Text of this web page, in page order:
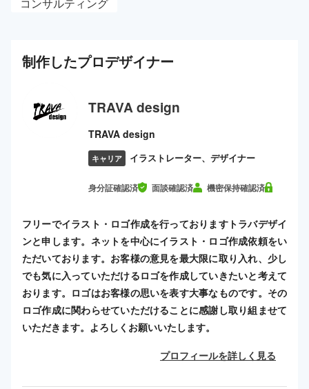
制作したプロデザイナー
TRAVA design
TRAVA design
キャリア イラストレーター、デザイナー
身分証確認済 面談確認済 機密保持確認済
フリーでイラスト・ロゴ作成を行っておりますトラバデザイ
ンと申します。ネットを中心にイラスト・ロゴ作成依頼をい
ただいております。お客様の意見を最大限に取り入れ、少し
でも気に入っていただけるロゴを作成していきたいと考えて
おります。ロゴはお客様の思いを表す大事なものです。その
ロゴ作成に関わらせていただけることに感謝し取り組ませて
いただきます。よろしくお願いいたします。
プロフィールを詳しく見る